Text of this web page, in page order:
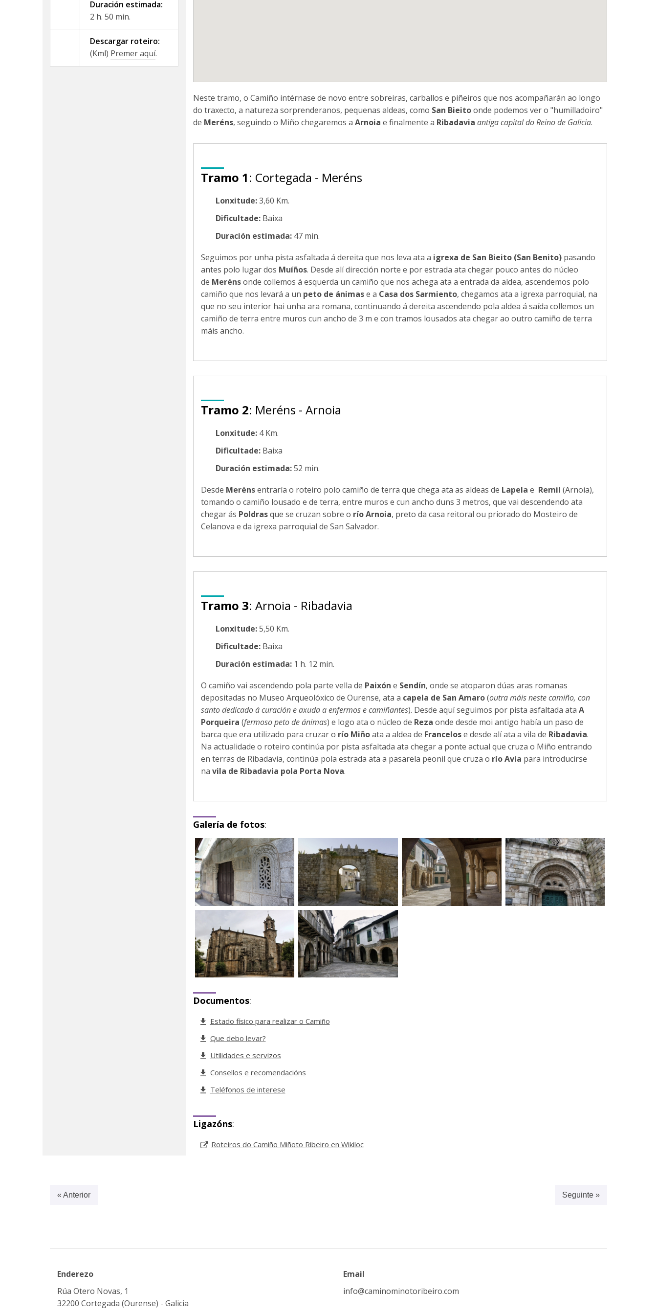
Duración estimada:
2 h. 50 min.
Descargar roteiro:
(Kml) Premer aquí.
Neste tramo, o Camiño intérnase de novo entre sobreiras, carballos e piñeiros que nos acompañarán ao longo
do traxecto, a natureza sorprenderanos, pequenas aldeas, como San Bieitoonde podemos ver o "humilladoiro"
de Meréns, seguindo o Miño chegaremos a Arnoia e finalmente a Ribadavia antiga capital do Reino de Galicia.
Tramo 1: Cortegada - Meréns
Lonxitude:3,60 Km.
Dificultade:Baixa
Duración estimada:47 min.
Seguimos por unha pista asfaltada á dereita que nos leva ata a igrexa de San Bieito (San Benito)pasando
antes polo lugar dos Muíños. Desde alí dirección norte e por estrada ata chegar pouco antes do núcleo
de Merénsonde collemos á esquerda un camiño que nos achega ata a entrada da aldea, ascendemos polo
camiño que nos levará a un peto de ánimase a Casa dos Sarmiento, chegamos ata a igrexa parroquial, na
que no seu interior hai unha ara romana, continuando á dereita ascendendo pola aldea á saída collemos un
camiño de terra entre muros cun ancho de 3 m e con tramos lousados ata chegar ao outro camiño de terra
máis ancho.
Tramo 2: Meréns - Arnoia
Lonxitude:4 Km.
Dificultade:Baixa
Duración estimada:52 min.
Desde Merénsentraría o roteiro polo camiño de terra que chega ata as aldeas de Lapela e Remil (Arnoia),
tomando o camiño lousado e de terra, entre muros e cun ancho duns 3 metros, que vai descendendo ata
chegar ás Poldrasque se cruzan sobre o río Arnoia, preto da casa reitoral ou priorado do Mosteiro de
Celanova e da igrexa parroquial de San Salvador.
Tramo 3: Arnoia - Ribadavia
Lonxitude:5,50 Km.
Dificultade:Baixa
Duración estimada:1 h. 12 min.
O camiño vai ascendendo pola parte vella de Paixón e Sendín, onde se atoparon dúas aras romanas
depositadas no Museo Arqueolóxico de Ourense, ata a capela de San Amaro(outra máis neste camiño, con
santo dedicado á curación e axuda a enfermos e camiñantes). Desde aquí seguimos por pista asfaltada ata A
Porqueira (fermoso peto de ánimas) e logo ata o núcleo de Reza onde desde moi antigo había un paso de
barca que era utilizado para cruzar o río Miñoata a aldea de Francelose desde alí ata a vila de Ribadavia.
Na actualidade o roteiro continúa por pista asfaltada ata chegar a ponte actual que cruza o Miño entrando
en terras de Ribadavia, continúa pola estrada ata a pasarela peonil que cruza o río Avia para introducirse
na vila de Ribadavia pola Porta Nova.
Galería de fotos:
Documentos:
Estado físico para realizar o Camiño
Que debo levar?
Utilidades e servizos
Consellos e recomendacións
Teléfonos de interese
Ligazóns:
Roteiros do Camiño Miñoto Ribeiro en Wikiloc
Seguinte »
« Anterior
Enderezo
Rúa Otero Novas, 1
32200 Cortegada (Ourense) - Galicia
Email
info@caminominotoribeiro.com